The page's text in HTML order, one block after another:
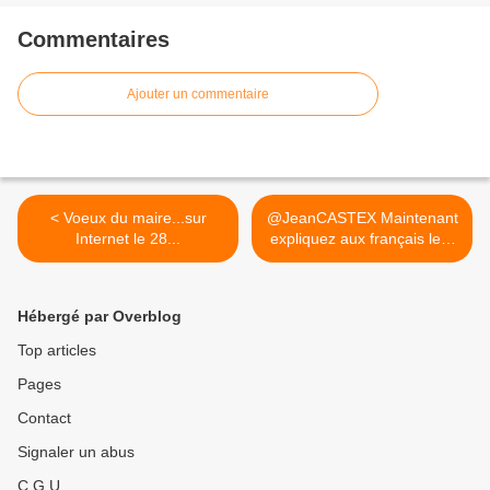
Commentaires
Ajouter un commentaire
< Voeux du maire...sur
Internet le 28...
@JeanCASTEX Maintenant
expliquez aux français le...
>
Hébergé par Overblog
Top articles
Pages
Contact
Signaler un abus
C.G.U.